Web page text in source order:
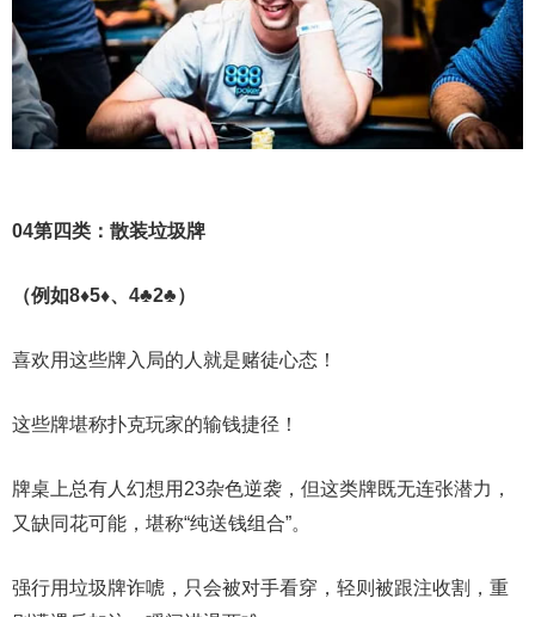
04第四类：散装垃圾牌
（例如8♦5♦、4♣2♣）
喜欢用这些牌入局的人就是赌徒心态！
这些牌堪称扑克玩家的输钱捷径！
牌桌上总有人幻想用23杂色逆袭，但这类牌既无连张潜力，
又缺同花可能，堪称“纯送钱组合”。
强行用垃圾牌诈唬，只会被对手看穿，轻则被跟注收割，重